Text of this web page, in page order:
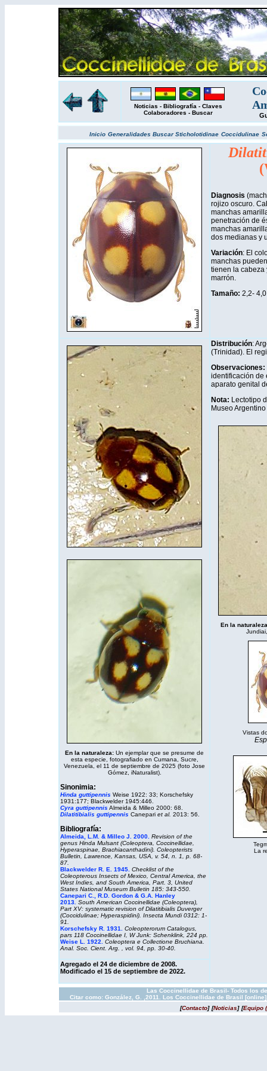
Noticias - Bibliografía - Claves
Colaboradores - Buscar
Inicio Generalidades BuscarSticholotidinae Coccidulinae
Diagnosis
rojizo oscuro.
manchas
penetración de
manchas
dos medianas y
Variación: El
manchas
tienen la cabeza
marrón.
Tamaño: 2,2-
En la naturaleza: Un ejemplar que se presume de
esta especie, fotografiado en Cumana, Sucre,
Venezuela, el 11 de septiembre de 2025 (foto Jose
Gómez, iNaturalist).
Sinonimia:
Hinda guttipennis Weise 1922: 33; Korschefsky
1931:177; Blackwelder 1945:446.
Cyra guttipennis Almeida & Milleo 2000: 68.
Dilatitibialis guttipennis Canepari et al. 2013: 56.
Bibliografía:
Almeida, L.M. & Milleo J. 2000. Revision of the
genus Hinda Mulsant (Coleoptera, Coccinellidae,
Hyperaspinae, Brachiacanthadini). Coleopterists
Bulletin, Lawrence, Kansas, USA, v. 54, n. 1, p. 68-
87.
Blackwelder R. E. 1945. Checklist of the
Coleopterous Insects of Mexico, Central America, the
West Indies, and South America, Part. 3, United
States National Museum Bulletin 185: 343-550.
Canepari C., R.D. Gordon & G.A. Hanley
2013 South American Coccinellidae (Coleoptera),
Part XV: systematic revision ofDilatitibialis Duverger
(Coccidulinae; Hyperaspidini). Insecta Mundi0312: 1-
91.
Korschefsky R. 1931.
Coleopterorum Catalogus
pars 118 Coccinellidae I, W Junk: Schenklink, 224 pp.
Weise L. 1922. Coleoptera e Collectione Bruchiana.
Anal. Soc. Cient. Arg. , vol. 94, pp. 30-40.
Distribución:
(Trinidad). El
Observaciones:
identificación de
aparato genital
Nota: Lectotipo
Museo
En la
Vistas
La
Agregado el 24 de diciembre de 2008.
Modificado el 15 de septiembre de 2022.
Las Coccinellidae de Brasil- Todos los
Citar como: González, G. ,2011. Los Coccinellidae de Brasil
[Contacto] [Noticias] [Equipo